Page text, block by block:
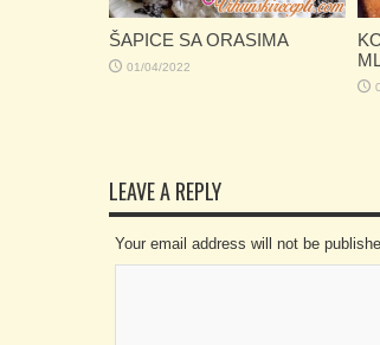
ŠAPICE SA ORASIMA
01/04/2022
LEAVE A REPLY
Your email address will not be